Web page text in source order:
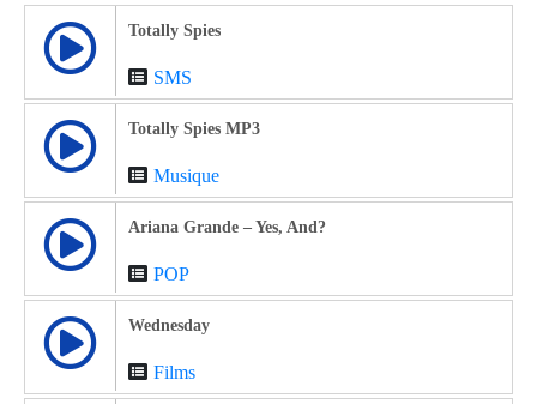
Totally Spies
SMS
Totally Spies MP3
Musique
Ariana Grande – Yes, And?
POP
Wednesday
Films